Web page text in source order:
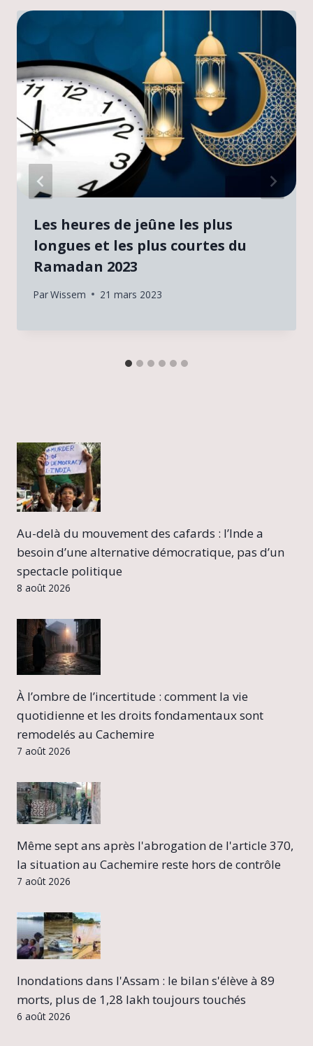
Les heures de jeûne les plus
longues et les plus courtes du
Ramadan 2023
ParWissem 21 mars 2023
Au-delà du mouvement des cafards : l’Inde a
besoin d’une alternative démocratique, pas d’un
spectacle politique
8 août 2026
À l’ombre de l’incertitude : comment la vie
quotidienne et les droits fondamentaux sont
remodelés au Cachemire
7 août 2026
Même sept ans après l'abrogation de l'article 370,
la situation au Cachemire reste hors de contrôle
7 août 2026
Inondations dans l'Assam : le bilan s'élève à 89
morts, plus de 1,28 lakh toujours touchés
6 août 2026